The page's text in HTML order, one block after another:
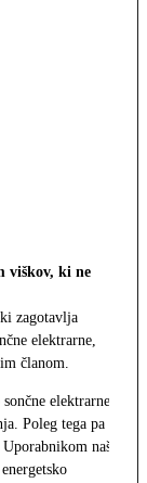
viškov, ki ne
zagotavlja
elektrarne,
članom.
elektrarne,
Poleg tega pa
naša